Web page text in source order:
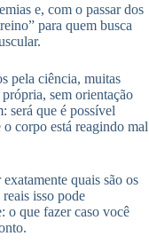
e, com o passar dos
para quem busca
pela ciência, muitas
sem orientação
será que é possível
corpo está reagindo mal
quais são os
isso pode
o que fazer caso você